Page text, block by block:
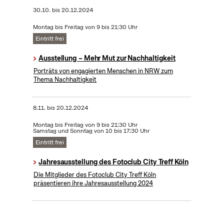
30.10. bis20.12.2024
Montag bis Freitag von 9 bis 21:30 Uhr
Eintritt frei
Ausstellung – Mehr Mut zur Nachhaltigkeit
Porträts von engagierten Menschen in NRW zum
Thema Nachhaltigkeit
8.11. bis20.12.2024
Montag bis Freitag von 9 bis 21:30 Uhr
Samstag und Sonntag von 10 bis 17:30 Uhr
Eintritt frei
Jahresausstellung des Fotoclub City Treff Köln
Die Mitglieder des Fotoclub City Treff Köln
präsentieren ihre Jahresausstellung 2024